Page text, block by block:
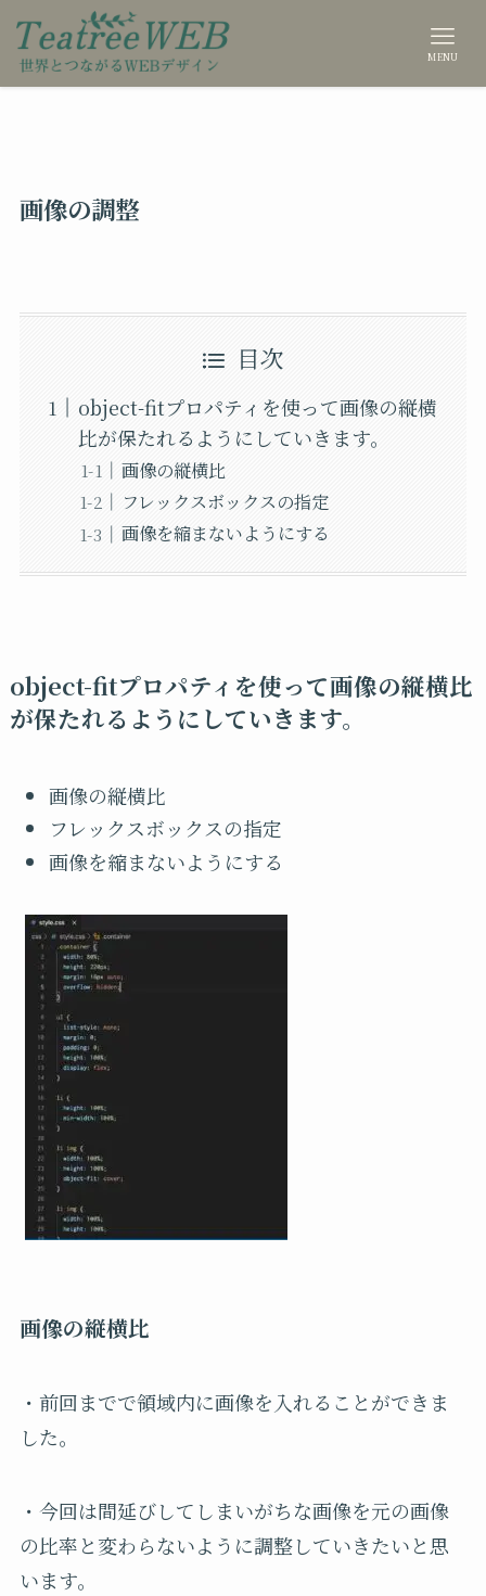
MENU
画像の調整
目次
object-fitプロパティを使って画像の縦横
比が保たれるようにしていきます。
画像の縦横比
フレックスボックスの指定
画像を縮まないようにする
object-fitプロパティを使って画像の縦横比
が保たれるようにしていきます。
画像の縦横比
フレックスボックスの指定
画像を縮まないようにする
画像の縦横比
・前回までで領域内に画像を入れることができま
した。
・今回は間延びしてしまいがちな画像を元の画像
の比率と変わらないように調整していきたいと思
います。